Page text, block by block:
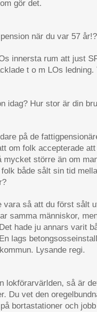
gör det.
när du var 57
innersta rum att just
t o m LOs
idag? Hur stor är din
på de
om folk accepterade
mycket större än om
både sålt sin tid
vara så att du först sålt
samma människor,
hade ju annars varit
lags
Lysande regi.
lokförarvärlden, så är
Du vet den
bortastationer och